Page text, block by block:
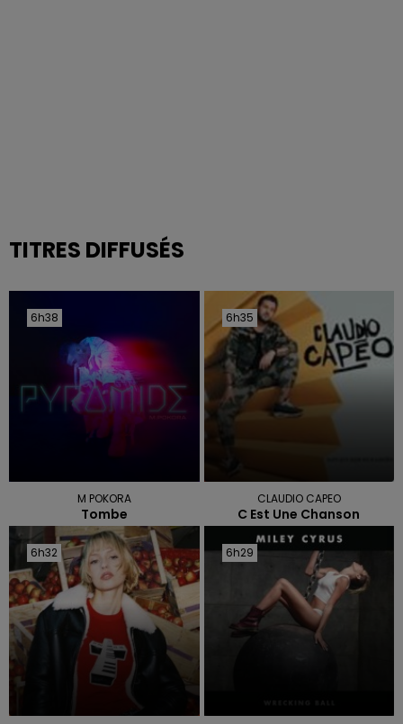
TITRES DIFFUSÉS
6h38
6h38
M POKORA
Tombe
6h35
6h35
CLAUDIO CAPEO
C Est Une Chanson
6h32
6h32 6h29
6h29